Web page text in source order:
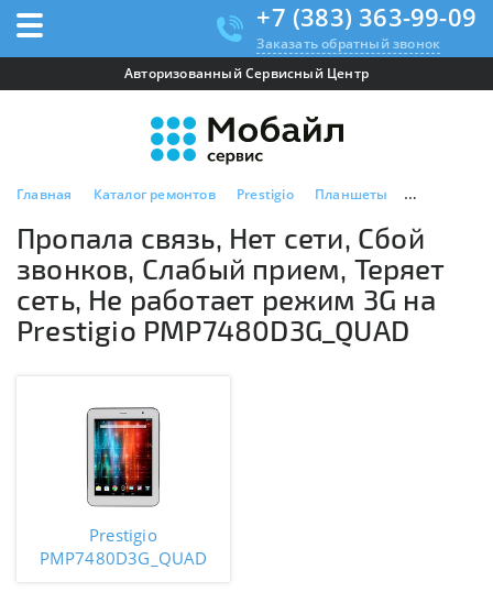
+7 (383) 363-99-09
Заказать обратный звонок
Авторизованный Сервисный Центр
Главная Каталог ремонтов Prestigio Планшеты Prestigio
Пропала связь, Нет сети, Сбой
звонков, Слабый прием, Теряет
сеть, Не работает режим 3G на
Prestigio PMP7480D3G_QUAD
Prestigio
PMP7480D3G_QUAD